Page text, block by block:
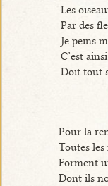
Les
Par des
Je peins
C’est
Doit tout
Pour la
Toutes les
Forment
Dont ils